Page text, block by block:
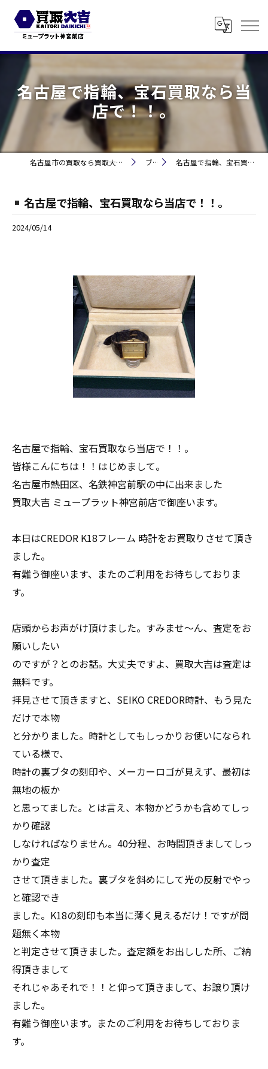
名古屋で指輪、宝石買取なら当
店で！！。
名古屋市の買取なら買取大吉 ミュープラット神宮前 ブログ 名古屋で指輪、宝石買取なら当店で！！。
名古屋で指輪、宝石買取なら当店で！！。
2024/05/14
名古屋で指輪、宝石買取なら当店で！！。
皆様こんにちは！！はじめまして。
名古屋市熱田区、名鉄神宮前駅の中に出来ました
買取大吉 ミュープラット神宮前店で御座います。
本日はCREDOR K18フレーム 時計をお買取りさせて頂き
ました。
有難う御座います、またのご利用をお待ちしておりま
す。
店頭からお声がけ頂けました。すみませ～ん、査定をお
願いしたい
のですが？とのお話。大丈夫ですよ、買取大吉は査定は
無料です。
拝見させて頂きますと、SEIKO CREDOR時計、もう見た
だけで本物
と分かりました。時計としてもしっかりお使いになられ
ている様で、
時計の裏ブタの刻印や、メーカーロゴが見えず、最初は
無地の板か
と思ってました。とは言え、本物かどうかも含めてしっ
かり確認
しなければなりません。40分程、お時間頂きましてしっ
かり査定
させて頂きました。裏ブタを斜めにして光の反射でやっ
と確認でき
ました。K18の刻印も本当に薄く見えるだけ！ですが問
題無く本物
と判定させて頂きました。査定額をお出しした所、ご納
得頂きまして
それじゃあそれで！！と仰って頂きまして、お譲り頂け
ました。
有難う御座います。またのご利用をお待ちしておりま
す。